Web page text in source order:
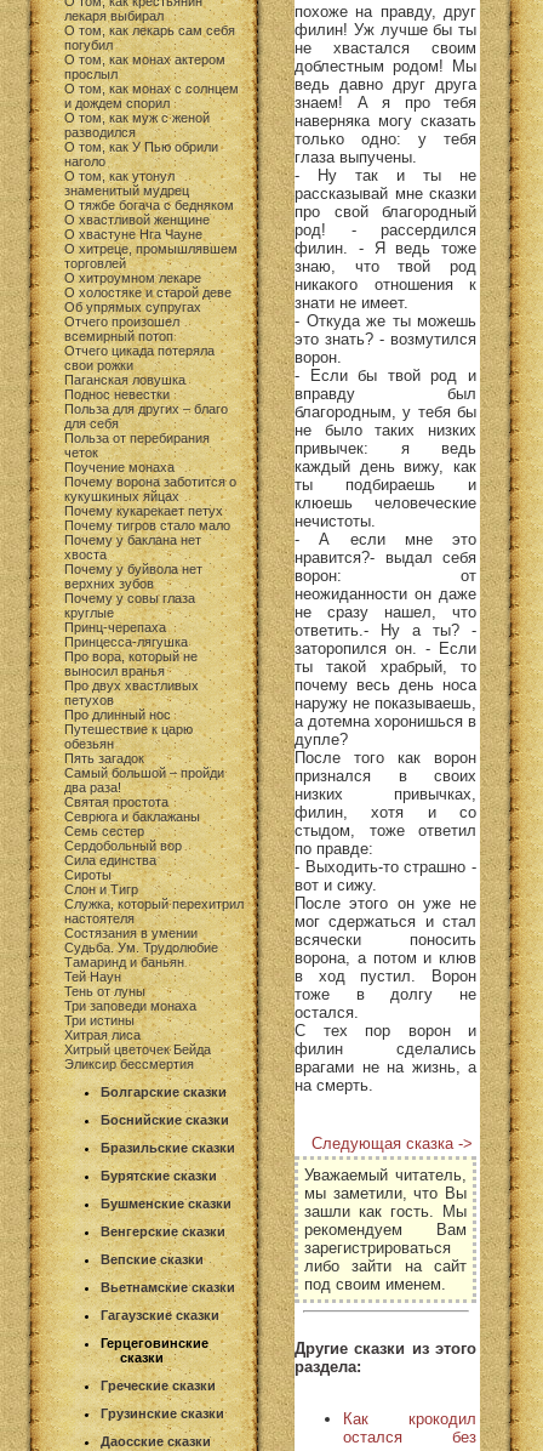
лекаря выбирал
О том, как лекарь сам себя
погубил
О том, как монах актером
прослыл
О том, как монах с солнцем
и дождем спорил
О том, как муж с женой
разводился
О том, как У Пью обрили
наголо
О том, как утонул
знаменитый мудрец
О тяжбе богача с бедняком
О хвастливой женщине
О хвастуне Нга Чауне
О хитреце, промышлявшем
торговлей
О хитроумном лекаре
О холостяке и старой деве
Об упрямых супругах
Отчего произошел
всемирный потоп
Отчего цикада потеряла
свои рожки
Паганская ловушка
Поднос невестки
Польза для других – благо
для себя
Польза от перебирания
четок
Поучение монаха
Почему ворона заботится о
кукушкиных яйцах
Почему кукарекает петух
Почему тигров стало мало
Почему у баклана нет
хвоста
Почему у буйвола нет
верхних зубов
Почему у совы глаза
круглые
Принц-черепаха
Принцесса-лягушка
Про вора, который не
выносил вранья
Про двух хвастливых
петухов
Про длинный нос
Путешествие к царю
обезьян
Пять загадок
Самый большой – пройди
два раза!
Святая простота
Севрюга и баклажаны
Семь сестер
Сердобольный вор
Сила единства
Сироты
Слон и Тигр
Служка, который перехитрил
настоятеля
Состязания в умении
Судьба. Ум. Трудолюбие
Тамаринд и баньян
Тей Наун
Тень от луны
Три заповеди монаха
Три истины
Хитрая лиса
Хитрый цветочек Бейда
Эликсир бессмертия
Болгарские сказки
Боснийские сказки
Бразильские сказки
Бурятские сказки
Бушменские сказки
Венгерские сказки
Вепские сказки
Вьетнамские сказки
Гагаузские сказки
Герцеговинские
сказки
Греческие сказки
Грузинские сказки
Даосские сказки
похоже на правду, друг
филин! Уж лучше бы ты
не хвастался своим
доблестным родом! Мы
ведь давно друг друга
знаем! А я про тебя
наверняка могу сказать
только одно: у тебя
глаза выпучены.
- Ну так и ты не
рассказывай мне сказки
про свой благородный
род! - рассердился
филин. - Я ведь тоже
знаю, что твой род
никакого отношения к
знати не имеет.
- Откуда же ты можешь
это знать? - возмутился
ворон.
- Если бы твой род и
вправду был
благородным, у тебя бы
не было таких низких
привычек: я ведь
каждый день вижу, как
ты подбираешь и
клюешь человеческие
нечистоты.
- А если мне это
нравится?- выдал себя
ворон: от
неожиданности он даже
не сразу нашел, что
ответить.- Ну а ты? -
заторопился он. - Если
ты такой храбрый, то
почему весь день носа
наружу не показываешь,
а дотемна хоронишься в
дупле?
После того как ворон
признался в своих
низких привычках,
филин, хотя и со
стыдом, тоже ответил
по правде:
- Выходить-то страшно -
вот и сижу.
После этого он уже не
мог сдержаться и стал
всячески поносить
ворона, а потом и клюв
в ход пустил. Ворон
тоже в долгу не
остался.
С тех пор ворон и
филин сделались
врагами не на жизнь, а
на смерть.
Следующая сказка ->
Уважаемый читатель,
мы заметили, что Вы
зашли как гость. Мы
рекомендуем Вам
зарегистрироваться
либо зайти на сайт
под своим именем.
Другие сказки из этого
раздела:
Как крокодил
остался без